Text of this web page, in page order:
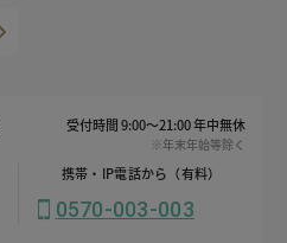
受付時間 9:00～21:00 年中無休
※年末年始等除く
携帯・IP電話から（有料）
0570-003-003